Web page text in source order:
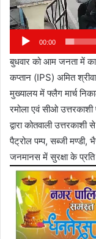
00:00
बुधवार को आम जनता में
कप्तान (IPS) अमित
मुख्यालय में फ्लैग मार्च
रमोला एवं सीओ
द्वारा कोतवाली
पैट्रोल पम्प, सब्जी मण्डी,
जनमानस में सुरक्षा के प्रति